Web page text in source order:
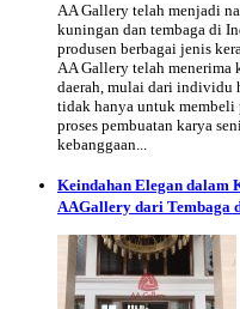
AA Gallery telah menjadi
kuningan dan tembaga di
produsen berbagai jenis
AA Gallery telah menerima
daerah, mulai dari individu
tidak hanya untuk
proses pembuatan karya
kebanggaan...
Keindahan Elegan dalam
AAGallery dari Tembaga